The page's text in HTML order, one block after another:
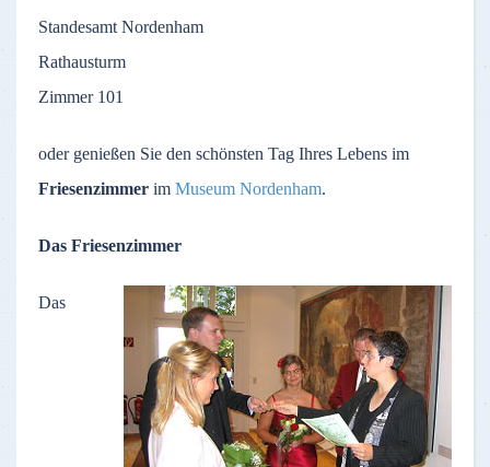
Standesamt Nordenham
Rathausturm
Zimmer 101
oder genießen Sie den schönsten Tag Ihres Lebens im
Friesenzimmer im Museum Nordenham.
Das Friesenzimmer
Das